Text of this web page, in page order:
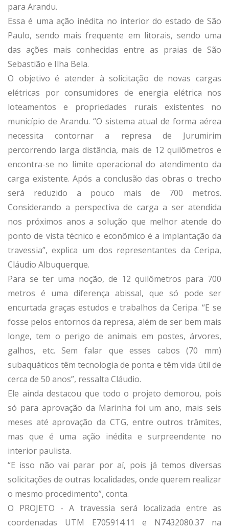
para Arandu.
Essa é uma ação inédita no interior do estado de São
Paulo, sendo mais frequente em litorais, sendo uma
das ações mais conhecidas entre as praias de São
Sebastião e Ilha Bela.
O objetivo é atender à solicitação de novas cargas
elétricas por consumidores de energia elétrica nos
loteamentos e propriedades rurais existentes no
município de Arandu. “O sistema atual de forma aérea
necessita contornar a represa de Jurumirim
percorrendo larga distância, mais de 12 quilômetros e
encontra-se no limite operacional do atendimento da
carga existente. Após a conclusão das obras o trecho
será reduzido a pouco mais de 700 metros.
Considerando a perspectiva de carga a ser atendida
nos próximos anos a solução que melhor atende do
ponto de vista técnico e econômico é a implantação da
travessia”, explica um dos representantes da Ceripa,
Cláudio Albuquerque.
Para se ter uma noção, de 12 quilômetros para 700
metros é uma diferença abissal, que só pode ser
encurtada graças estudos e trabalhos da Ceripa. “E se
fosse pelos entornos da represa, além de ser bem mais
longe, tem o perigo de animais em postes, árvores,
galhos, etc. Sem falar que esses cabos (70 mm)
subaquáticos têm tecnologia de ponta e têm vida útil de
cerca de 50 anos”, ressalta Cláudio.
Ele ainda destacou que todo o projeto demorou, pois
só para aprovação da Marinha foi um ano, mais seis
meses até aprovação da CTG, entre outros trâmites,
mas que é uma ação inédita e surpreendente no
interior paulista.
“E isso não vai parar por aí, pois já temos diversas
solicitações de outras localidades, onde querem realizar
o mesmo procedimento”, conta.
O PROJETO - A travessia será localizada entre as
coordenadas UTM E705914.11 e N7432080.37 na